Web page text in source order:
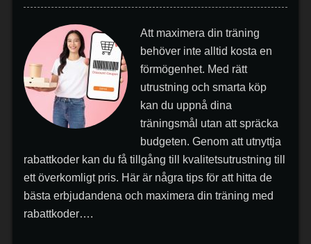
Att maximera din träning
behöver inte alltid kosta en
förmögenhet. Med rätt
utrustning och smarta köp
kan du uppnå dina
träningsmål utan att spräcka
budgeten. Genom att utnyttja
rabattkoder kan du få tillgång till kvalitetsutrustning till
ett överkomligt pris. Här är några tips för att hitta de
bästa erbjudandena och maximera din träning med
rabattkoder….